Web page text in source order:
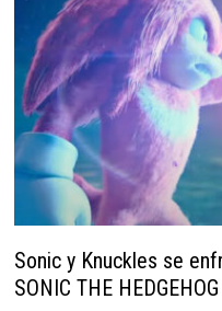
Sonic y Knuckles se
SONIC THE